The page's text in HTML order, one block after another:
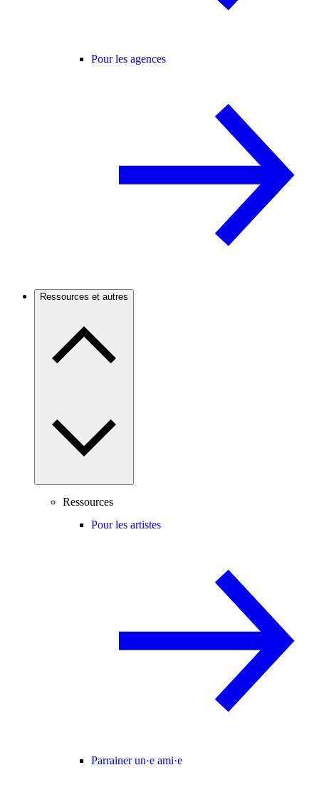
Pour les agences
Ressources et autres
Ressources
Pour les artistes
Parrainer un·e ami·e